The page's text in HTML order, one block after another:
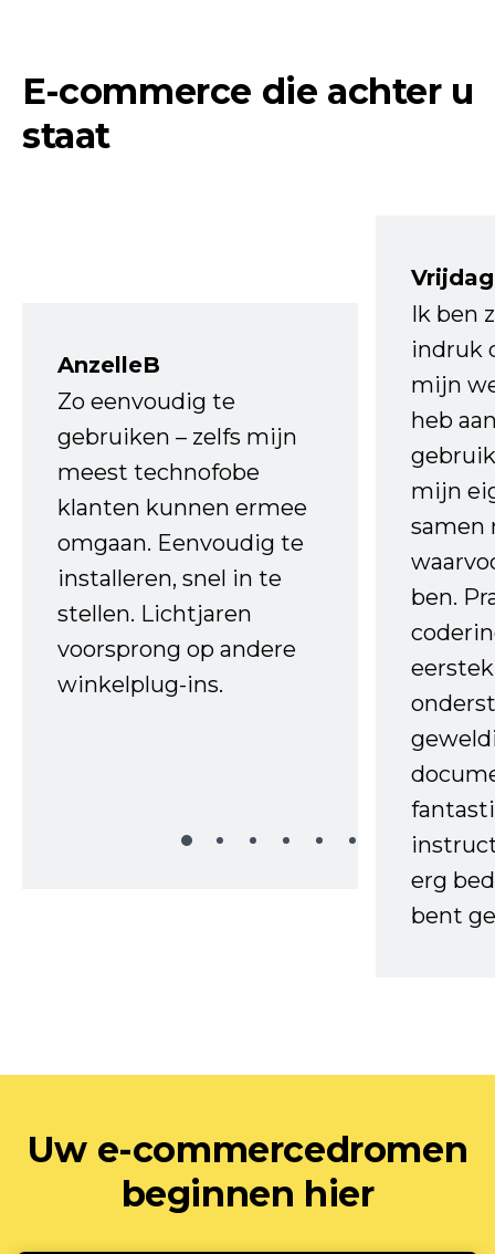
E-commerce die achter u
staat
AnzelleB
Zo eenvoudig te
gebruiken – zelfs mijn
meest technofobe
klanten kunnen ermee
omgaan. Eenvoudig te
installeren, snel in te
stellen. Lichtjaren
voorsprong op andere
winkelplug-ins.
Ik ben
indruk
mijn
heb
mijn
samen
ben.
erg
bent
Uw e-commercedromen
beginnen hier